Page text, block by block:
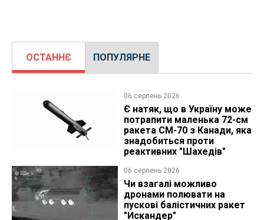
ОСТАННЄ ПОПУЛЯРНЕ
06 серпень 2026
Є натяк, що в Україну може
потрапити маленька 72-см
ракета CM-70 з Канади, яка
знадобиться проти
реактивних "Шахедів"
06 серпень 2026
Чи взагалі можливо
дронами полювати на
пускові балістичних ракет
"Искандер"